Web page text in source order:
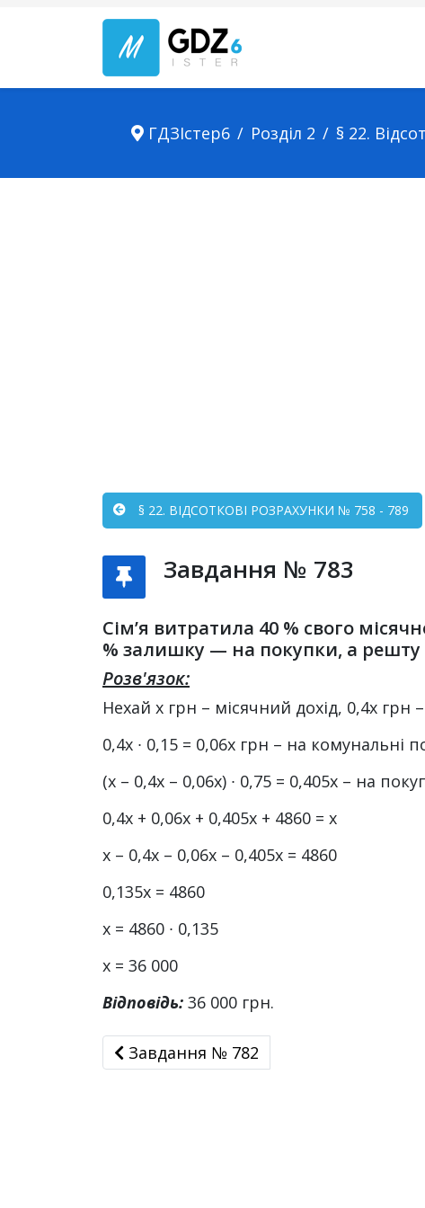
ГДЗІстер6 Розділ 2 § 22.
§ 22. ВІДСОТКОВІ РОЗРАХУНКИ № 758 - 789
Завдання № 783
Сім’я витратила 40 % свого
% залишку — на покупки, а решту
Розв'язок:
Нехай х грн – місячний дохід, 0,4х грн
0,4х ∙ 0,15 = 0,06х грн – на комунальні
(х – 0,4х – 0,06х) ∙ 0,75 = 0,405х – на
0,4х + 0,06х + 0,405х + 4860 = х
х – 0,4х – 0,06х – 0,405х = 4860
0,135х = 4860
х = 4860 ∙ 0,135
х = 36 000
Відповідь: 36 000 грн.
Завдання № 782
Завдання № 782